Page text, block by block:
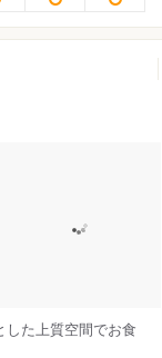
した上質空間でお食